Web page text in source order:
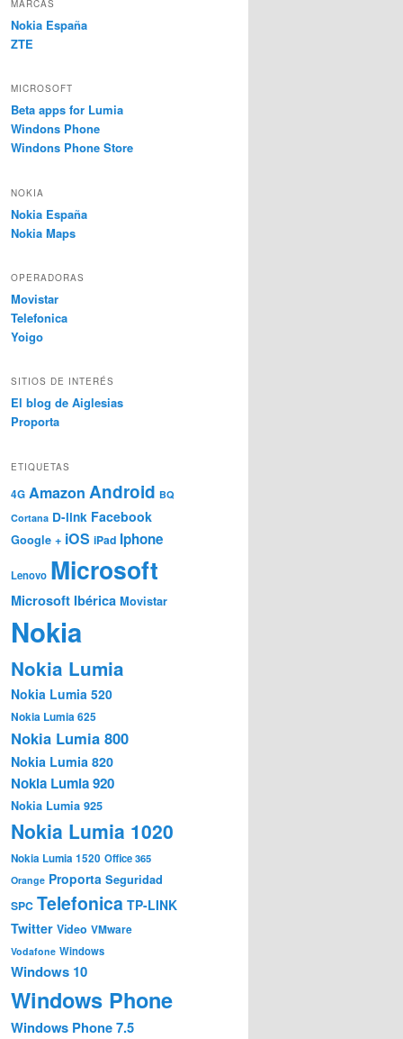
MARCAS
Nokia España
ZTE
MICROSOFT
Beta apps for Lumia
Windons Phone
Windons Phone Store
NOKIA
Nokia España
Nokia Maps
OPERADORAS
Movistar
Telefonica
Yoigo
SITIOS DE INTERÉS
El blog de Aiglesias
Proporta
ETIQUETAS
4G Amazon Android BQ
Cortana D-link Facebook
Google + iOS iPad Iphone
Lenovo Microsoft
Microsoft Ibérica Movistar
Nokia
Nokia Lumia
Nokia Lumia 520
Nokia Lumia 625
Nokia Lumia 800
Nokia Lumia 820
Nokia Lumia 920
Nokia Lumia 925
Nokia Lumia 1020
Nokia Lumia 1520 Office 365
Orange Proporta Seguridad
SPC Telefonica TP-LINK
Twitter Video VMware
Vodafone Windows
Windows 10
Windows Phone
Windows Phone 7.5